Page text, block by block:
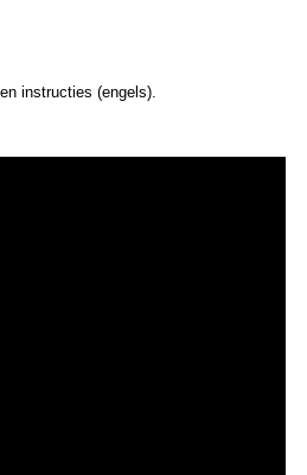
instructies (engels).